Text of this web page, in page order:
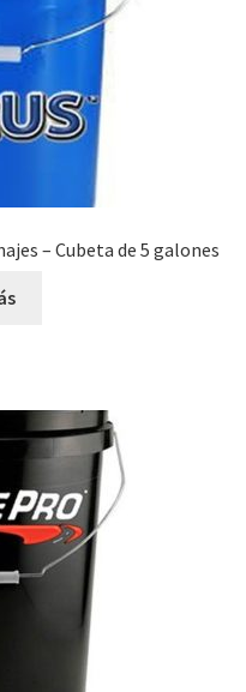
– Cubeta de 5 galones